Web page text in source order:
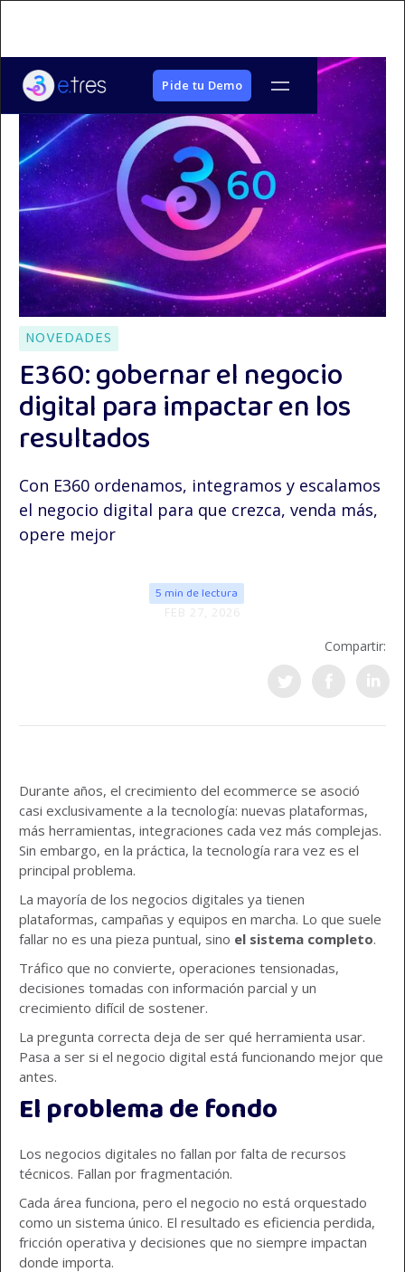
Pide tu Demo
NOVEDADES
E360: gobernar el negocio
digital para impactar en los
resultados
Con E360 ordenamos, integramos y escalamos
el negocio digital para que crezca, venda más,
opere mejor
5 min de lectura
FEB 27, 2026
Compartir:
Durante años, el crecimiento del ecommerce se asoció
casi exclusivamente a la tecnología: nuevas plataformas,
más herramientas, integraciones cada vez más complejas.
Sin embargo, en la práctica, la tecnología rara vez es el
principal problema.
La mayoría de los negocios digitales ya tienen
plataformas, campañas y equipos en marcha. Lo que suele
fallar no es una pieza puntual, sino el sistema completo.
Tráfico que no convierte, operaciones tensionadas,
decisiones tomadas con información parcial y un
crecimiento difícil de sostener.
La pregunta correcta deja de ser qué herramienta usar.
Pasa a ser si el negocio digital está funcionando mejor que
antes.
El problema de fondo
Los negocios digitales no fallan por falta de recursos
técnicos. Fallan por fragmentación.
Cada área funciona, pero el negocio no está orquestado
como un sistema único. El resultado es eficiencia perdida,
fricción operativa y decisiones que no siempre impactan
donde importa.